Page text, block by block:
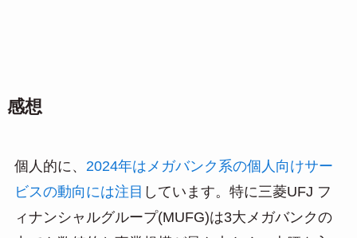
感想
個人的に、 2024年はメガバンク系の個人向けサー
ビスの動向には注目 しています。特に三菱UFJ フ
ィナンシャルグループ(MUFG)は3大メガバンクの